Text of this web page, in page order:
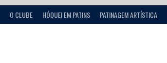
O CLUBE HÓQUEI EM PATINS PATINAGEM ARTÍSTICA